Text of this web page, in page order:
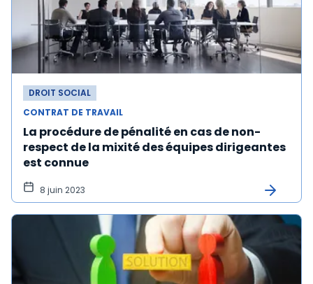
DROIT SOCIAL
CONTRAT DE TRAVAIL
La procédure de pénalité en cas de non-
respect de la mixité des équipes dirigeantes
est connue
8 juin 2023